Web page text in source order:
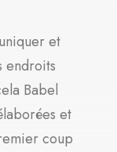
et
endroits
Babel
et
coup